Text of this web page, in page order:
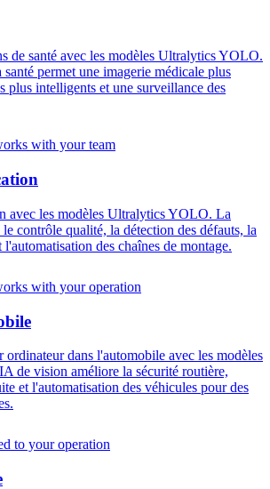
de santé avec les modèles Ultralytics YOLO.
permet une imagerie médicale plus
plus intelligents et une surveillance des
avec les modèles Ultralytics YOLO. La
contrôle qualité, la détection des défauts, la
des chaînes de montage.
dans l'automobile avec les modèles
de vision améliore la sécurité routière,
et l'automatisation des véhicules pour des